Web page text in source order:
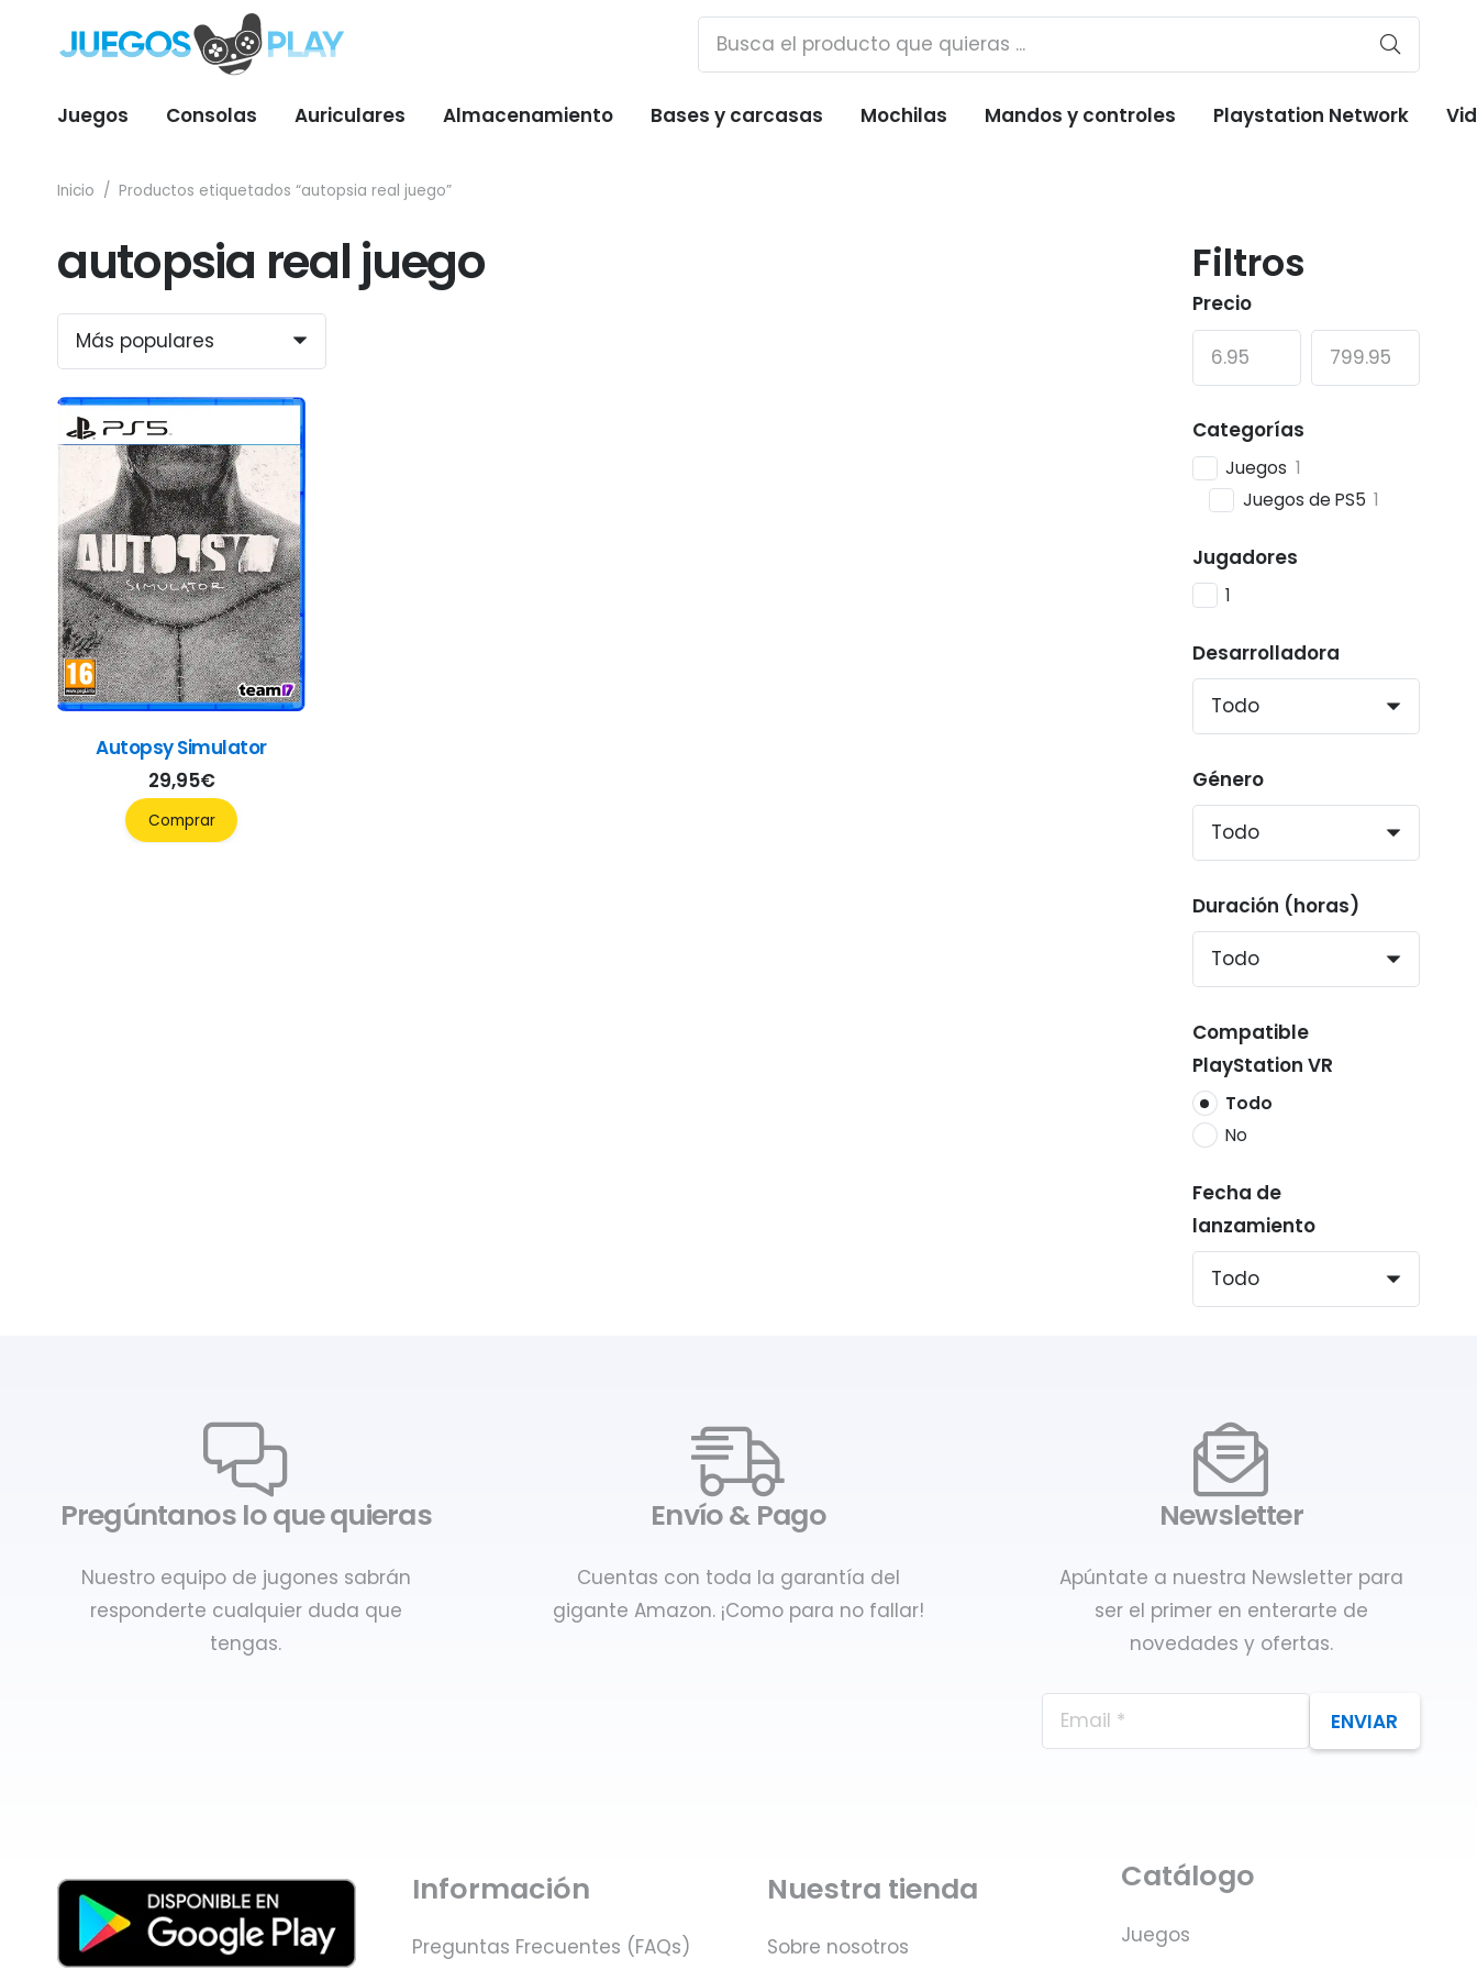
Juegos Consolas Auriculares Almacenamiento Bases y carcasas Mochilas Mandos y controles Playstation Network
Inicio / Productos etiquetados “autopsia real juego”
autopsia real juego
Autopsy Simulator
29,95€
Comprar
Filtros
Precio
Categorías
Juegos 1
Juegos de PS5 1
Jugadores
1
Desarrolladora
Género
Duración (horas)
Compatible
PlayStation VR
Todo
No
Fecha de
lanzamiento
Pregúntanos lo que quieras
Nuestro equipo de jugones sabrán
responderte cualquier duda que
tengas.
Envío & Pago
Cuentas con toda la garantía del
gigante Amazon. ¡Como para no fallar!
Newsletter
Apúntate a nuestra Newsletter para
ser el primer en enterarte de
novedades y ofertas.
ENVIAR
Información
Preguntas Frecuentes (FAQs)
Nuestra tienda
Sobre nosotros
Catálogo
Juegos